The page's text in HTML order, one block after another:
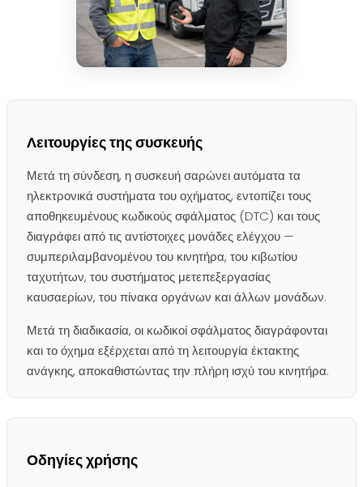
Λειτουργίες της συσκευής
Μετά τη σύνδεση, η συσκευή σαρώνει αυτόματα τα
ηλεκτρονικά συστήματα του οχήματος, εντοπίζει τους
αποθηκευμένους κωδικούς σφάλματος (DTC) και τους
διαγράφει από τις αντίστοιχες μονάδες ελέγχου —
συμπεριλαμβανομένου του κινητήρα, του κιβωτίου
ταχυτήτων, του συστήματος μετεπεξεργασίας
καυσαερίων, του πίνακα οργάνων και άλλων μονάδων.
Μετά τη διαδικασία, οι κωδικοί σφάλματος διαγράφονται
και το όχημα εξέρχεται από τη λειτουργία έκτακτης
ανάγκης, αποκαθιστώντας την πλήρη ισχύ του κινητήρα.
Οδηγίες χρήσης